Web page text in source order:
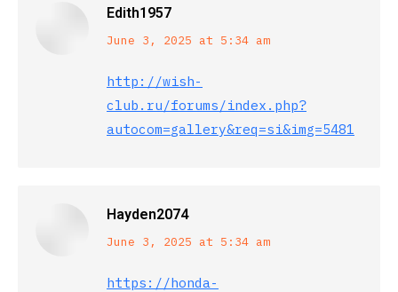
Edith1957
says:
June 3, 2025 at 5:34 am
http://wish-
club.ru/forums/index.php?
autocom=gallery&req=si&img=5481
Hayden2074
says:
June 3, 2025 at 5:34 am
https://honda-